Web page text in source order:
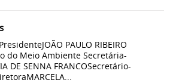
PAULO RIBEIRO
do Meio Ambiente Secretária-
DE SENNA FRANCOSecretário-